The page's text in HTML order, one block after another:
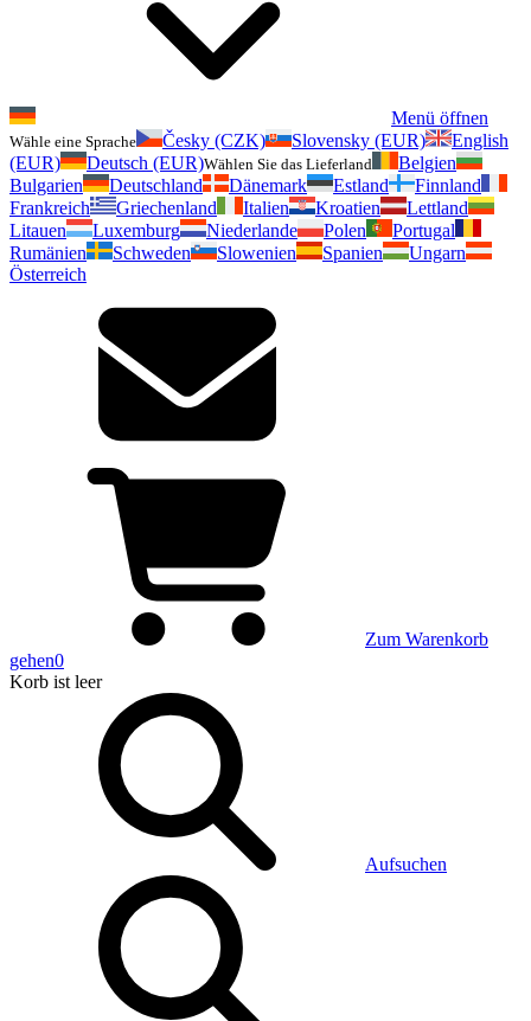
Menü öffnen
Wähle eine Sprache Česky (CZK) Slovensky (EUR)
English
(EUR)
Deutsch (EUR)Wählen Sie das Lieferland
Belgien
Bulgarien
Deutschland Dänemark Estland
Finnland
Frankreich
Griechenland Italien Kroatien
Lettland
Litauen
Luxemburg Niederlande Polen
Portugal
Rumänien
Schweden Slowenien Spanien
Ungarn
Österreich
Zum Warenkorb
gehen0
Korb ist leer
Aufsuchen